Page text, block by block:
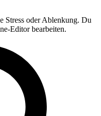
Stress oder Ablenkung. Du
Editor bearbeiten.